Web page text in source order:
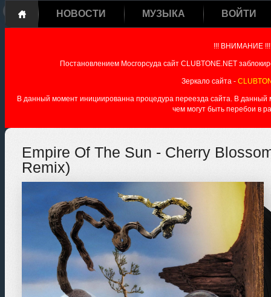
НОВОСТИ МУЗЫКА ВОЙТИ
!!! ВНИМАНИЕ !!!
Постановлением Мосгорсуда сайт CLUBTONE.NET
Зеркало сайта -
В данный момент инициированна процедура переезда сайта. В данный
чем могут быть перебои в
Empire Of The Sun - Cherry
Remix)